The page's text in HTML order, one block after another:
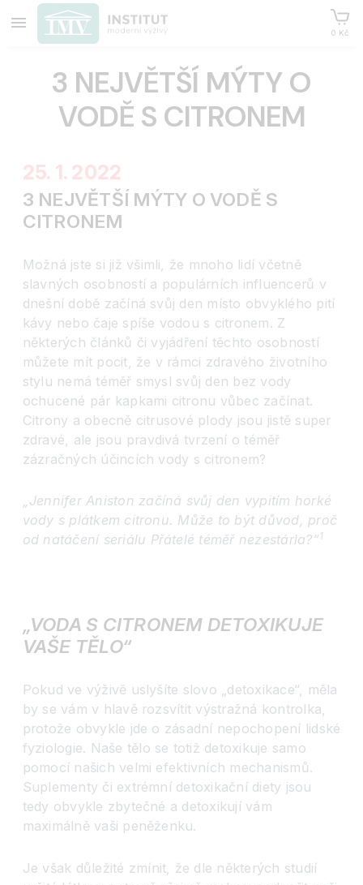
0 Kč
3 NEJVĚTŠÍ MÝTY O
VODĚ S CITRONEM
25. 1. 2022
3 NEJVĚTŠÍ MÝTY O VODĚ S
CITRONEM
Možná jste si již všimli, že mnoho lidí včetně
slavných osobností a populárních influencerů v
dnešní době začíná svůj den místo obvyklého pití
kávy nebo čaje spíše vodou s citronem. Z
některých článků či vyjádření těchto osobností
můžete mít pocit, že v rámci zdravého životního
stylu nemá téměř smysl svůj den bez vody
ochucené pár kapkami citronu vůbec začínat.
Citrony a obecně citrusové plody jsou jistě super
zdravé, ale jsou pravdivá tvrzení o téměř
zázračných účincích vody s citronem?
„Jennifer Aniston začíná svůj den vypitím horké
vody s plátkem citronu. Může to být důvod, proč
od natáčení seriálu Přátelé téměř nezestárla?“ 1
„VODA S CITRONEM DETOXIKUJE
VAŠE TĚLO“
Pokud ve výživě uslyšíte slovo „detoxikace“, měla
by se vám v hlavě rozsvítit výstražná kontrolka,
protože obvykle jde o zásadní nepochopení lidské
fyziologie. Naše tělo se totiž detoxikuje samo
pomocí našich velmi efektivních mechanismů.
Suplementy či extrémní detoxikační diety jsou
tedy obvykle zbytečné a detoxikují vám
maximálně vaši peněženku.
Je však důležité zmínit, že dle některých studií